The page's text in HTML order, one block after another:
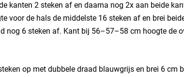
kanten 2 steken af en daarna nog 2x aan beide
voor de hals de middelste 16 steken af en brei
nog 6 steken af. Kant bij 56–57–58 cm hoogte de
op met dubbele draad blauwgrijs en brei 6 cm